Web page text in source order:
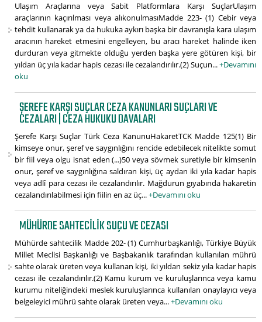
Ulaşım Araçlarına veya Sabit Platformlara Karşı SuçlarUlaşım
araçlarının kaçırılması veya alıkonulmasıMadde 223- (1) Cebir veya
tehdit kullanarak ya da hukuka aykırı başka bir davranışla kara ulaşım
aracının hareket etmesini engelleyen, bu aracı hareket halinde iken
durduran veya gitmekte olduğu yerden başka yere götüren kişi, bir
yıldan üç yıla kadar hapis cezası ile cezalandırılır.(2) Suçun...+Devamını
oku
ŞEREFE KARŞI SUÇLAR CEZA KANUNLARI SUÇLARI VE
CEZALARI | CEZA HUKUKU DAVALARI
Şerefe Karşı Suçlar Türk Ceza KanunuHakaretTCK Madde 125(1) Bir
kimseye onur, şeref ve saygınlığını rencide edebilecek nitelikte somut
bir fiil veya olgu isnat eden (...)50 veya sövmek suretiyle bir kimsenin
onur, şeref ve saygınlığına saldıran kişi, üç aydan iki yıla kadar hapis
veya adlî para cezası ile cezalandırılır. Mağdurun gıyabında hakaretin
cezalandırılabilmesi için fiilin en az üç...+Devamını oku
MÜHÜRDE SAHTECILIK SUÇU VE CEZASI
Mühürde sahtecilik Madde 202- (1) Cumhurbaşkanlığı, Türkiye Büyük
Millet Meclisi Başkanlığı ve Başbakanlık tarafından kullanılan mührü
sahte olarak üreten veya kullanan kişi, iki yıldan sekiz yıla kadar hapis
cezası ile cezalandırılır.(2) Kamu kurum ve kuruluşlarınca veya kamu
kurumu niteliğindeki meslek kuruluşlarınca kullanılan onaylayıcı veya
belgeleyici mührü sahte olarak üreten veya...+Devamını oku